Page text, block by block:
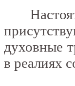
духовные
в реалиях